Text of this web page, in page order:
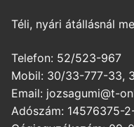
Téli, nyári átállásnál
Telefon: 52/523-967
Mobil: 30/33-777-33,
Email: jozsagumi@t-
Adószám: 14576375-